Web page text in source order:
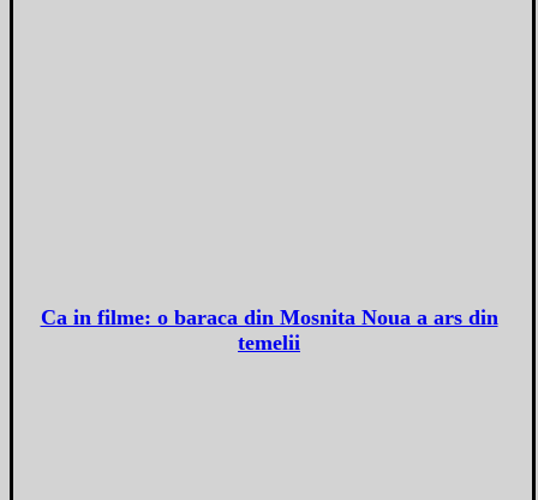
Ca in filme: o baraca din Mosnita Noua a ars din
temelii